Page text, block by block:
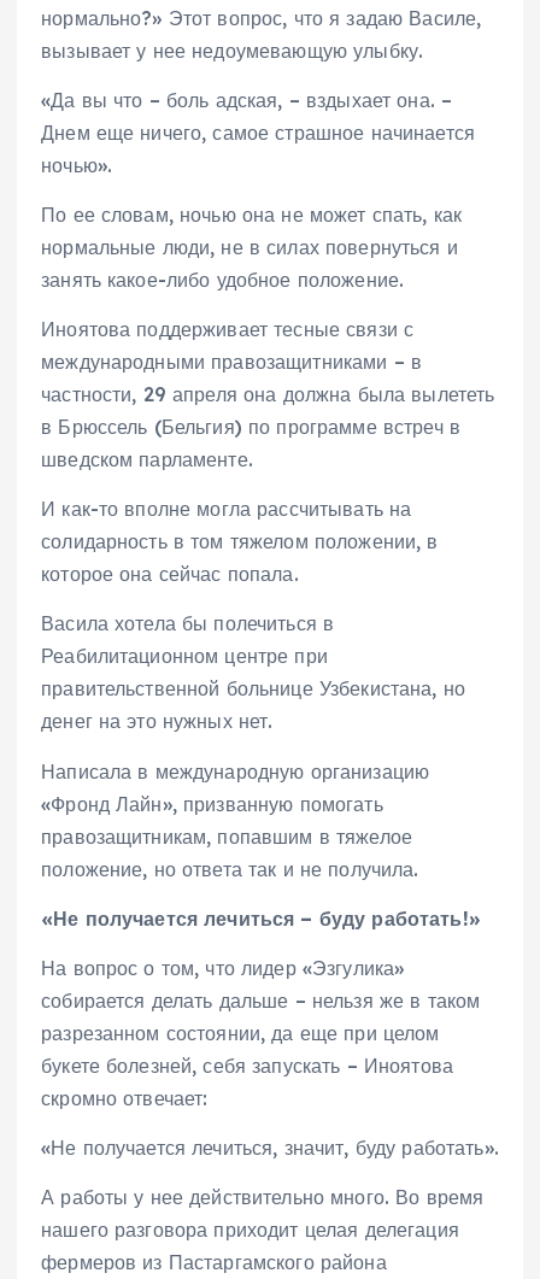
нормально?» Этот вопрос, что я задаю Василе,
вызывает у нее недоумевающую улыбку.
«Да вы что – боль адская, – вздыхает она. –
Днем еще ничего, самое страшное начинается
ночью».
По ее словам, ночью она не может спать, как
нормальные люди, не в силах повернуться и
занять какое-либо удобное положение.
Иноятова поддерживает тесные связи с
международными правозащитниками – в
частности, 29 апреля она должна была вылететь
в Брюссель (Бельгия) по программе встреч в
шведском парламенте.
И как-то вполне могла рассчитывать на
солидарность в том тяжелом положении, в
которое она сейчас попала.
Васила хотела бы полечиться в
Реабилитационном центре при
правительственной больнице Узбекистана, но
денег на это нужных нет.
Написала в международную организацию
«Фронд Лайн», призванную помогать
правозащитникам, попавшим в тяжелое
положение, но ответа так и не получила.
«Не получается лечиться – буду работать!»
На вопрос о том, что лидер «Эзгулика»
собирается делать дальше – нельзя же в таком
разрезанном состоянии, да еще при целом
букете болезней, себя запускать – Иноятова
скромно отвечает:
«Не получается лечиться, значит, буду работать».
А работы у нее действительно много. Во время
нашего разговора приходит целая делегация
фермеров из Пастаргамского района